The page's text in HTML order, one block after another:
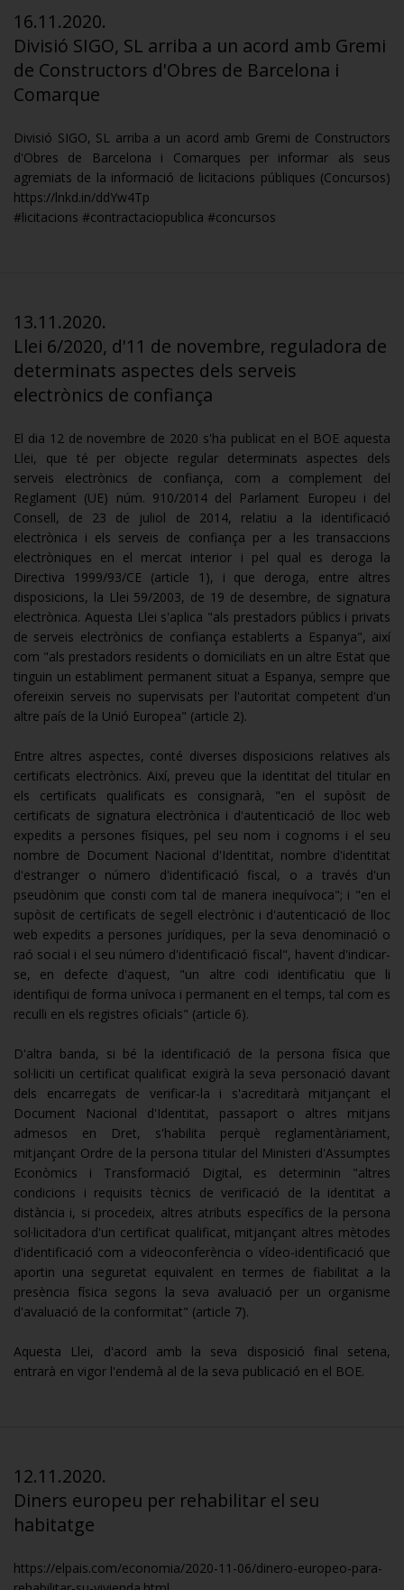
16.11.2020.
Divisió SIGO, SL arriba a un acord amb Gremi
de Constructors d'Obres de Barcelona i
Comarque
Divisió SIGO, SL arriba a un acord amb Gremi de Constructors
d'Obres de Barcelona i Comarques per informar als seus
agremiats de la informació de licitacions públiques (Concursos)
https://lnkd.in/ddYw4Tp
#licitacions #contractaciopublica #concursos
13.11.2020.
Llei 6/2020, d'11 de novembre, reguladora de
determinats aspectes dels serveis
electrònics de confiança
El dia 12 de novembre de 2020 s'ha publicat en el BOE aquesta
Llei, que té per objecte regular determinats aspectes dels
serveis electrònics de confiança, com a complement del
Reglament (UE) núm. 910/2014 del Parlament Europeu i del
Consell, de 23 de juliol de 2014, relatiu a la identificació
electrònica i els serveis de confiança per a les transaccions
electròniques en el mercat interior i pel qual es deroga la
Directiva 1999/93/CE (article 1), i que deroga, entre altres
disposicions, la Llei 59/2003, de 19 de desembre, de signatura
electrònica. Aquesta Llei s'aplica "als prestadors públics i privats
de serveis electrònics de confiança establerts a Espanya", així
com "als prestadors residents o domiciliats en un altre Estat que
tinguin un establiment permanent situat a Espanya, sempre que
ofereixin serveis no supervisats per l'autoritat competent d'un
altre país de la Unió Europea" (article 2).
Entre altres aspectes, conté diverses disposicions relatives als
certificats electrònics. Així, preveu que la identitat del titular en
els certificats qualificats es consignarà, "en el supòsit de
certificats de signatura electrònica i d'autenticació de lloc web
expedits a persones físiques, pel seu nom i cognoms i el seu
nombre de Document Nacional d'Identitat, nombre d'identitat
d'estranger o número d'identificació fiscal, o a través d'un
pseudònim que consti com tal de manera inequívoca"; i "en el
supòsit de certificats de segell electrònic i d'autenticació de lloc
web expedits a persones jurídiques, per la seva denominació o
raó social i el seu número d'identificació fiscal", havent d'indicar-
se, en defecte d'aquest, "un altre codi identificatiu que li
identifiqui de forma unívoca i permanent en el temps, tal com es
reculli en els registres oficials" (article 6).
D'altra banda, si bé la identificació de la persona física que
sol·liciti un certificat qualificat exigirà la seva personació davant
dels encarregats de verificar-la i s'acreditarà mitjançant el
Document Nacional d'Identitat, passaport o altres mitjans
admesos en Dret, s'habilita perquè reglamentàriament,
mitjançant Ordre de la persona titular del Ministeri d'Assumptes
Econòmics i Transformació Digital, es determinin "altres
condicions i requisits tècnics de verificació de la identitat a
distància i, si procedeix, altres atributs específics de la persona
sol·licitadora d'un certificat qualificat, mitjançant altres mètodes
d'identificació com a videoconferència o vídeo-identificació que
aportin una seguretat equivalent en termes de fiabilitat a la
presència física segons la seva avaluació per un organisme
d'avaluació de la conformitat" (article 7).
Aquesta Llei, d'acord amb la seva disposició final setena,
entrarà en vigor l'endemà al de la seva publicació en el BOE.
12.11.2020.
Diners europeu per rehabilitar el seu
habitatge
https://elpais.com/economia/2020-11-06/dinero-europeo-para-